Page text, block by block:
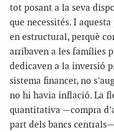
tot posant a la seva
que necessités. I
en estructural, perquè
arribaven a les famílies
dedicaven a la inversió
sistema financer, no
no hi havia inflació. La
quantitativa —compra
part dels bancs